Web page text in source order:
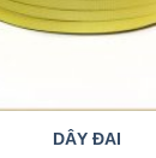
DÂY ĐAI